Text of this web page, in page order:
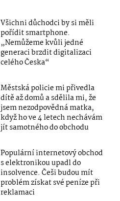
Všichni důchodci by si měli
pořídit smartphone.
„Nemůžeme kvůli jedné
generaci brzdit digitalizaci
celého Česka“
Městská policie mi přivedla
dítě až domů a sdělila mi, že
jsem nezodpovědná matka,
když ho ve 4 letech nechávám
jít samotného do obchodu
Populární internetový obchod
s elektronikou upadl do
insolvence. Češi budou mít
problém získat své peníze při
reklamaci